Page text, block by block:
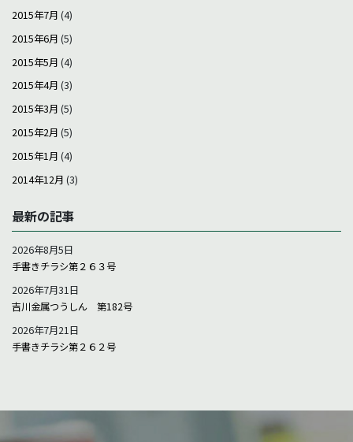
2015年7月 (4)
2015年6月 (5)
2015年5月 (4)
2015年4月 (3)
2015年3月 (5)
2015年2月 (5)
2015年1月 (4)
2014年12月 (3)
最新の記事
手書きチラシ第２６３号
2026年8月5日
吉川金属つうしん 第182号
2026年7月31日
手書きチラシ第２６２号
2026年7月21日